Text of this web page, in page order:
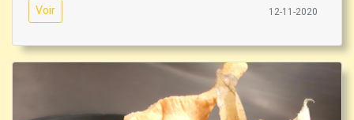
Voir 12-11-2020